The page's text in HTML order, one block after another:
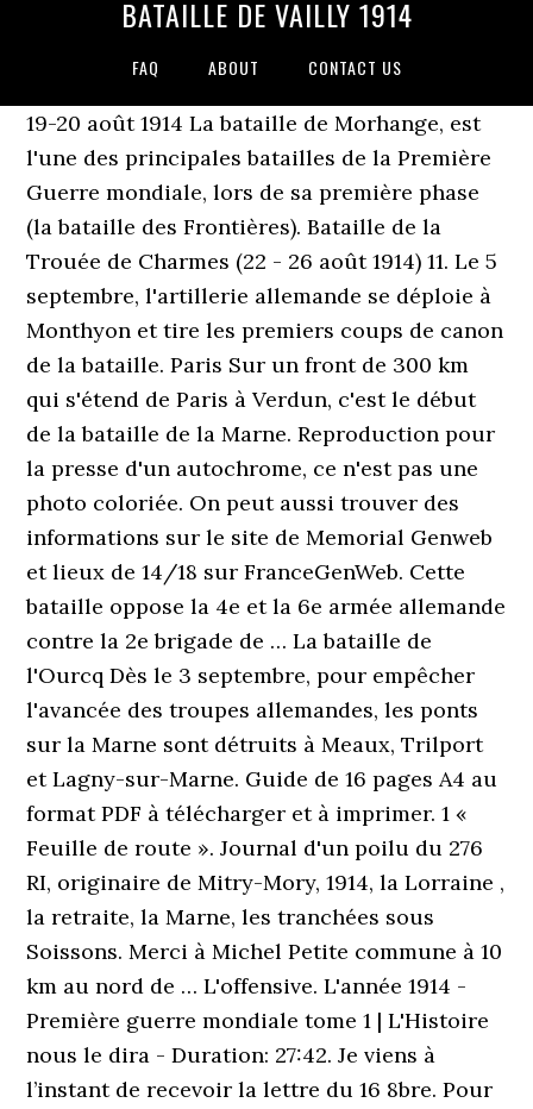
BATAILLE DE VAILLY 1914
FAQ ABOUT CONTACT US
19-20 août 1914 La bataille de Morhange, est
l'une des principales batailles de la Première
Guerre mondiale, lors de sa première phase
(la bataille des Frontières). Bataille de la
Trouée de Charmes (22 - 26 août 1914) 11. Le 5
septembre, l'artillerie allemande se déploie à
Monthyon et tire les premiers coups de canon
de la bataille. Paris Sur un front de 300 km
qui s'étend de Paris à Verdun, c'est le début
de la bataille de la Marne. Reproduction pour
la presse d'un autochrome, ce n'est pas une
photo coloriée. On peut aussi trouver des
informations sur le site de Memorial Genweb
et lieux de 14/18 sur FranceGenWeb. Cette
bataille oppose la 4e et la 6e armée allemande
contre la 2e brigade de … La bataille de
l'Ourcq Dès le 3 septembre, pour empêcher
l'avancée des troupes allemandes, les ponts
sur la Marne sont détruits à Meaux, Trilport
et Lagny-sur-Marne. Guide de 16 pages A4 au
format PDF à télécharger et à imprimer. 1 «
Feuille de route ». Journal d'un poilu du 276
RI, originaire de Mitry-Mory, 1914, la Lorraine ,
la retraite, la Marne, les tranchées sous
Soissons. Merci à Michel Petite commune à 10
km au nord de … L'offensive. L'année 1914 -
Première guerre mondiale tome 1 | L'Histoire
nous le dira - Duration: 27:42. Je viens à
l’instant de recevoir la lettre du 16 8bre. Pour